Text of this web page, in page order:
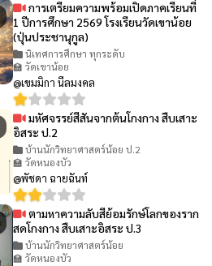
การเตรียมความพร้อมเปิดภาคเรียนที่
1 ปีการศึกษา 2569 โรงเรียนวัดเขาน้อย
(ปุ่นประชานุกูล)
นิเทศการศึกษา ทุกระดับ
🏫 วัดเขาน้อย
@เขมมิกา นีลมงคล
มหัศจรรย์สีสันจากต้นโกงกาง สืบเสาะ
อิสระ ป.2
บ้านนักวิทยาศาสตร์น้อย ป.2
🏫 วัดหนองบัว
@พัชดา ฉายฉันท์
ตามหาความลับสีย้อมรักษ์โลกของราก
สดโกงกาง สืบเสาะอิสระ ป.3
บ้านนักวิทยาศาสตร์น้อย
🏫 วัดหนองบัว